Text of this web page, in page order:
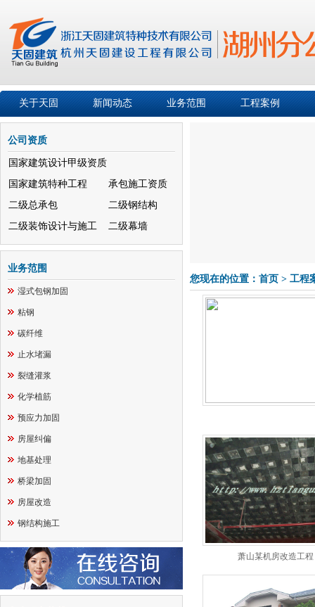
关于天固 新闻动态 业务范围 工程案例
公司资质
国家建筑设计甲级资质
国家建筑特种工程
承包施工资质
二级总承包
二级钢结构
二级装饰设计与施工
二级幕墙
业务范围
湿式包钢加固
粘钢
碳纤维
止水堵漏
裂缝灌浆
化学植筋
预应力加固
房屋纠偏
地基处理
桥梁加固
房屋改造
钢结构施工
您现在的位置：首页 > 工程
萧山某机房改造工程